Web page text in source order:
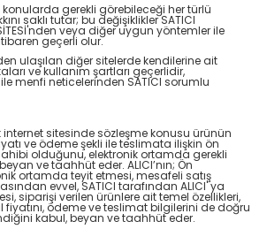
konularda gerekli görebileceği her türlü
saklı tutar; bu değişiklikler SATICI
veya diğer uygun yöntemler ile
geçerli olur.
ulaşılan diğer sitelerde kendilerine ait
ve kullanım şartları geçerlidir,
menfi neticelerinden SATICI sorumlu
internet sitesinde sözleşme konusu ürünün
ve ödeme şekli ile teslimata ilişkin ön
olduğunu, elektronik ortamda gerekli
ve taahhüt eder. ALICI’nın; Ön
ortamda teyit etmesi, mesafeli satış
evvel, SATICI tarafından ALICI' ya
siparişi verilen ürünlere ait temel özellikleri,
ödeme ve teslimat bilgilerini de doğru
kabul, beyan ve taahhüt eder.